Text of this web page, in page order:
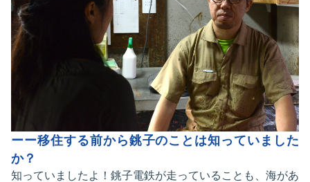
ーー移住する前から銚子のことは知っていました
か？
知っていましたよ！銚子電鉄が走っていることも、海があ